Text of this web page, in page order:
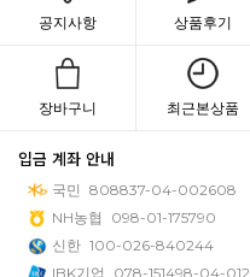
공지사항 상품후기
장바구니 최근본상품
입금 계좌 안내
국민 808837-04-002608
NH농협
098-01-175790
신한 100-026-840244
IBK기업
078-151498-04-012